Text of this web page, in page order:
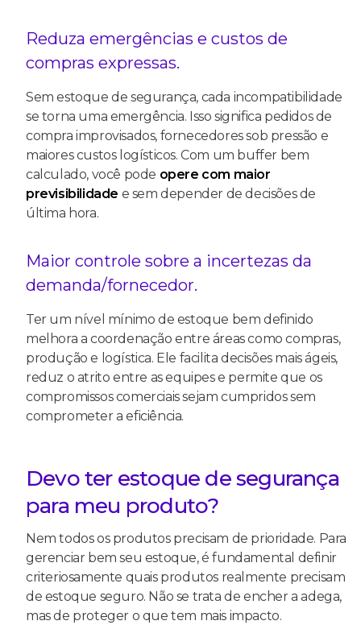
Reduza emergências e custos de
compras expressas.
Sem estoque de segurança, cada incompatibilidade
se torna uma emergência. Isso significa pedidos de
compra improvisados, fornecedores sob pressão e
maiores custos logísticos. Com um buffer bem
calculado, você pode opere com maior
previsibilidade e sem depender de decisões de
última hora.
Maior controle sobre a incertezas da
demanda/fornecedor.
Ter um nível mínimo de estoque bem definido
melhora a coordenação entre áreas como compras,
produção e logística. Ele facilita decisões mais ágeis,
reduz o atrito entre as equipes e permite que os
compromissos comerciais sejam cumpridos sem
comprometer a eficiência.
Devo ter estoque de segurança
para meu produto?
Nem todos os produtos precisam de prioridade. Para
gerenciar bem seu estoque, é fundamental definir
criteriosamente quais produtos realmente precisam
de estoque seguro. Não se trata de encher a adega,
mas de proteger o que tem mais impacto.